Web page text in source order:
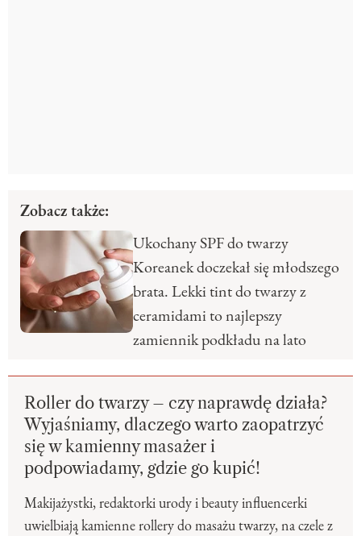
Zobacz także:
Ukochany SPF do twarzy
Koreanek doczekał się młodszego
brata. Lekki tint do twarzy z
ceramidami to najlepszy
zamiennik podkładu na lato
Roller do twarzy – czy naprawdę działa?
Wyjaśniamy, dlaczego warto zaopatrzyć
się w kamienny masażer i
podpowiadamy, gdzie go kupić!
Makijażystki, redaktorki urody i beauty influencerki
uwielbiają kamienne rollery do masażu twarzy, na czele z